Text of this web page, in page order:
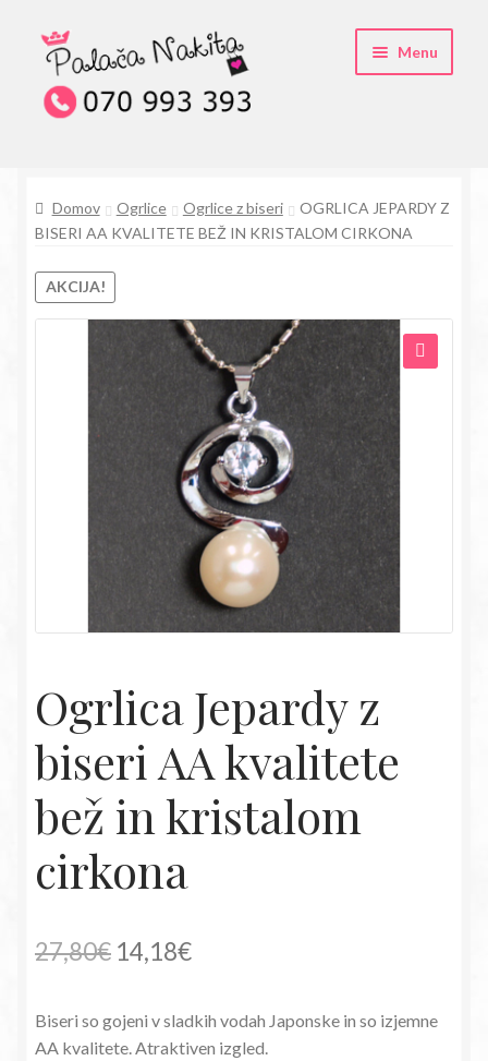
Skip
to
navigation
Skip
to
content
Menu
Pogosta vprašanja
Kontakt
Trgovina
Domov Ogrlice Ogrlice z biseri
OGRLICA JEPARDY Z
BISERI AA KVALITETE BEŽ IN KRISTALOM CIRKONA
AKCIJA!
Ogrlica Jepardy z
biseri AA kvalitete
bež in kristalom
cirkona
27,80€ Izvirna
je
14,18€Trenutna
je:
Biseri so gojeni v sladkih vodah Japonske in so izjemne
AA kvalitete. Atraktiven izgled.